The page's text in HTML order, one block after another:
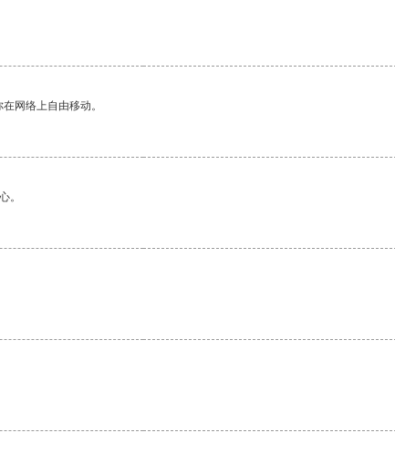
网络上自由移动。
。